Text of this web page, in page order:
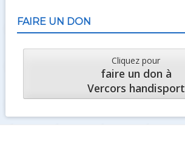
FAIRE UN DON
Cliquez pour
faire un don à
Vercors handisport